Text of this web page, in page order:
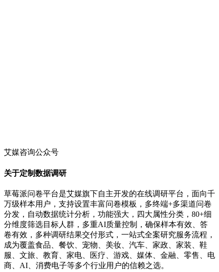
艾媒咨询公众号
关于定制数据调研
草莓派问卷平台是艾媒旗下自主开发的在线调研平台，面向千
万级样本用户，支持设置丰富问卷模板，多终端+多渠道问卷
分发，自动数据统计分析，功能强大，四大属性分类，80+细
分维度筛选目标人群，多重AI质量控制，确保样本有效、答
卷有效，多种调研结果交付形式，一站式全案研究服务流程，
成为覆盖食品、餐饮、宠物、美妆、汽车、家政、家装、鞋
服、文旅、教育、家电、医疗、游戏、媒体、金融、零售、电
商、AI、消费电子等多个行业用户的信赖之选。